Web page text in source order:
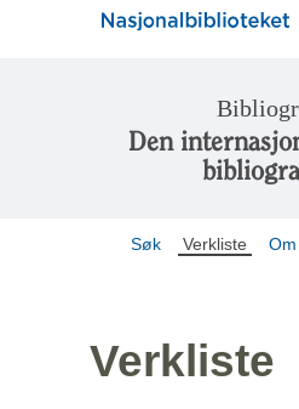
Den
Søk Verkliste
Verkliste